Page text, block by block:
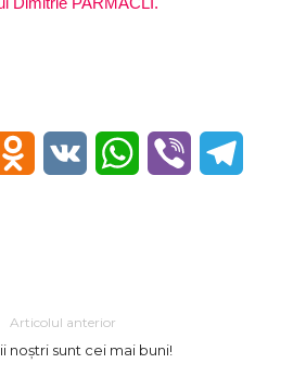
Odnoklassniki
VK WhatsApp
Viber
Articolul anterior
noștri sunt cei mai buni!